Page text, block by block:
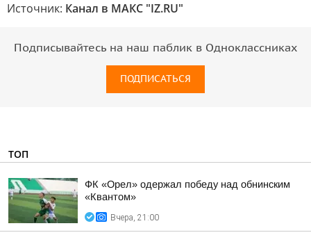
Источник: Канал в МАКС "IZ.RU"
Подписывайтесь на наш паблик в Одноклассниках
ПОДПИСАТЬСЯ
ТОП
ФК «Орел» одержал победу над обнинским
«Квантом»
Вчера, 21:00